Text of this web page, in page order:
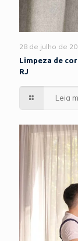
28 de julho de
Limpeza de
RJ
Leia